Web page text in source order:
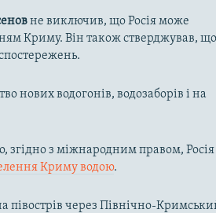
не виключив, що Росія може
Криму. Він також стверджував, що
нових водогонів, водозаборів і на
згідно з міжнародним правом, Росія
Криму водою.
півострів через Північно-